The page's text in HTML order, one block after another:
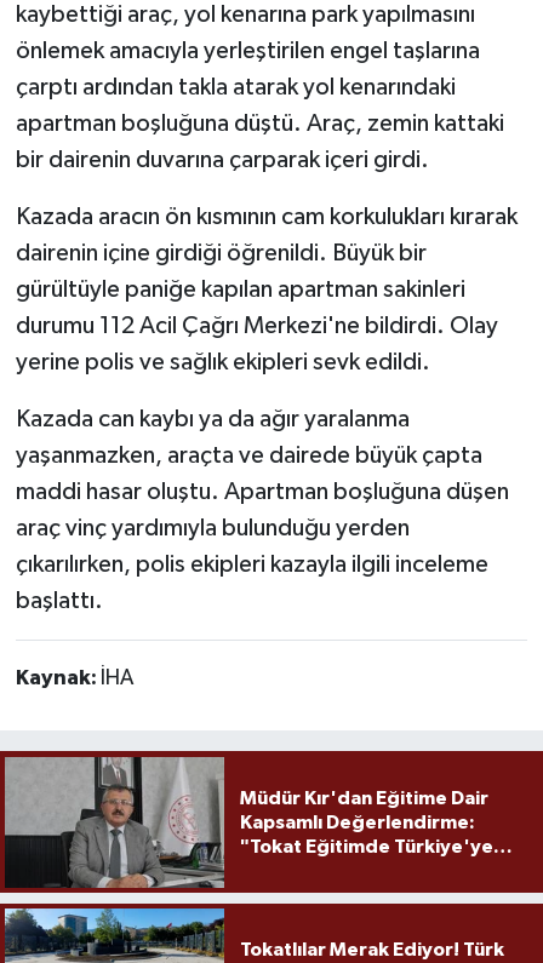
kaybettiği araç, yol kenarına park yapılmasını
önlemek amacıyla yerleştirilen engel taşlarına
çarptı ardından takla atarak yol kenarındaki
apartman boşluğuna düştü. Araç, zemin kattaki
bir dairenin duvarına çarparak içeri girdi.
Kazada aracın ön kısmının cam korkulukları kırarak
dairenin içine girdiği öğrenildi. Büyük bir
gürültüyle paniğe kapılan apartman sakinleri
durumu 112 Acil Çağrı Merkezi'ne bildirdi. Olay
yerine polis ve sağlık ekipleri sevk edildi.
Kazada can kaybı ya da ağır yaralanma
yaşanmazken, araçta ve dairede büyük çapta
maddi hasar oluştu. Apartman boşluğuna düşen
araç vinç yardımıyla bulunduğu yerden
çıkarılırken, polis ekipleri kazayla ilgili inceleme
başlattı.
Kaynak: İHA
Müdür Kır'dan Eğitime Dair
Kapsamlı Değerlendirme:
"Tokat Eğitimde Türkiye'ye
Tokatlılar Merak Ediyor! Türk